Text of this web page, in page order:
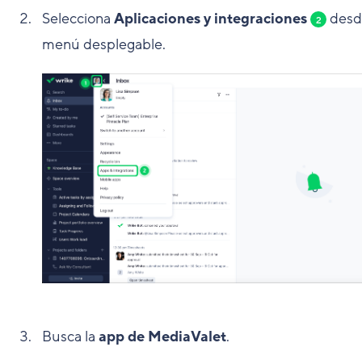
Selecciona Aplicaciones y integraciones 2
menú desplegable.
Busca la app de MediaValet.